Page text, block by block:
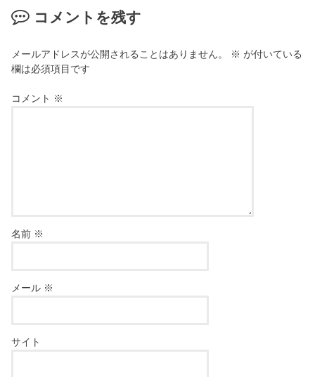
コメントを残す
メールアドレスが公開されることはありません。 ※ が付いている
欄は必須項目です
コメント ※
名前 ※
メール ※
サイト